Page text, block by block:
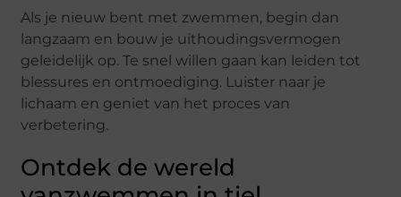
Als je nieuw bent met zwemmen, begin dan
langzaam en bouw je uithoudingsvermogen
geleidelijk op. Te snel willen gaan kan leiden tot
blessures en ontmoediging. Luister naar je
lichaam en geniet van het proces van
verbetering.
Ontdek de wereld